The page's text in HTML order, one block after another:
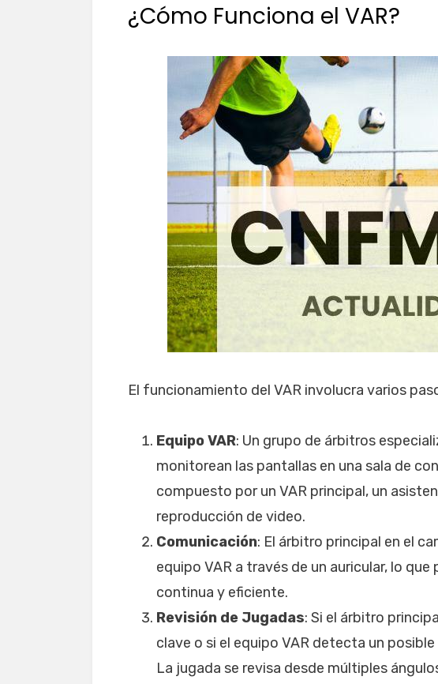
¿Cómo Funciona el VAR?
El funcionamiento del VAR involucra varios
Equipo VAR: Un grupo de árbitros
monitorean las pantallas en una sala de
compuesto por un VAR principal, un
reproducción de video.
Comunicación: El árbitro principal en el
equipo VAR a través de un auricular, lo
continua y eficiente.
Revisión de Jugadas: Si el árbitro
clave o si el equipo VAR detecta un
La jugada se revisa desde múltiples